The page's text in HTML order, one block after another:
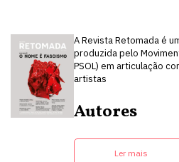
A Revista Retomada é
produzida pelo
PSOL) em articulação
artistas
Autores
Ler mais